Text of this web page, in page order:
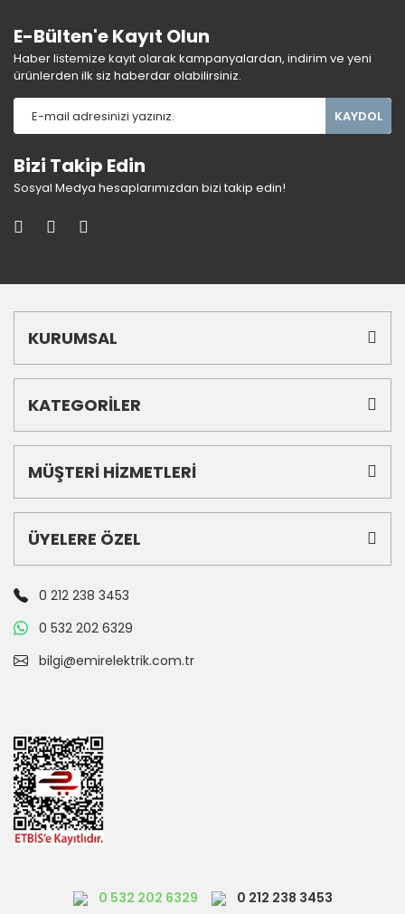
E-Bülten'e Kayıt Olun
Haber listemize kayıt olarak kampanyalardan, indirim ve yeni
ürünlerden ilk siz haberdar olabilirsiniz.
KAYDOL
Bizi Takip Edin
Sosyal Medya hesaplarımızdan bizi takip edin!
KURUMSAL
KATEGORİLER
MÜŞTERİ HİZMETLERİ
ÜYELERE ÖZEL
0 212 238 3453
0 532 202 6329
bilgi@emirelektrik.com.tr
0 532 202 6329 0 212 238 3453